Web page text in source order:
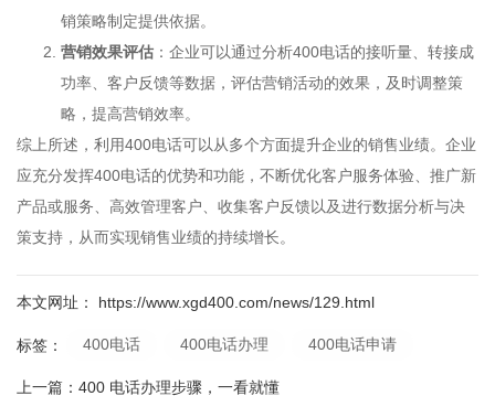
销策略制定提供依据。
营销效果评估 ：企业可以通过分析400电话的接听量、转接成
功率、客户反馈等数据，评估营销活动的效果，及时调整策
略，提高营销效率。
综上所述，利用400电话可以从多个方面提升企业的销售业绩。企业
应充分发挥400电话的优势和功能，不断优化客户服务体验、推广新
产品或服务、高效管理客户、收集客户反馈以及进行数据分析与决
策支持，从而实现销售业绩的持续增长。
本文网址： https://www.xgd400.com/news/129.html
标签： 400电话 400电话办理 400电话申请
上一篇： 400 电话办理步骤，一看就懂